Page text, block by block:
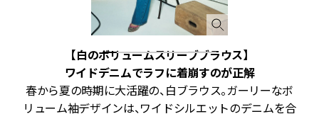
【白のボリュームスリーブブラウス】
ワイドデニムでラフに着崩すのが正解
春から夏の時期に大活躍の、白ブラウス。ガーリーなボ
リューム袖デザインは、ワイドシルエットのデニムを合